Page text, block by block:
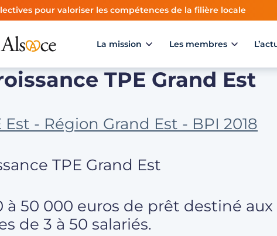
pour valoriser les compétences de la filière locale
La mission Les membres
TPE Grand Est
TPE Grand Est
à 50 000 euros de prêt destiné
de 3 à 50 salariés.